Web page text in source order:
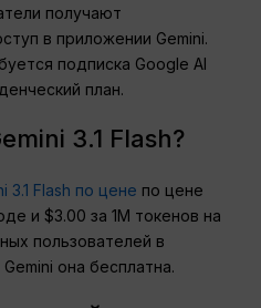
получают
в приложении Gemini.
подписка Google AI
план.
3.1 Flash?
3.1 Flash по цене по цене
и $3.00 за 1М токенов на
пользователей в
она бесплатна.